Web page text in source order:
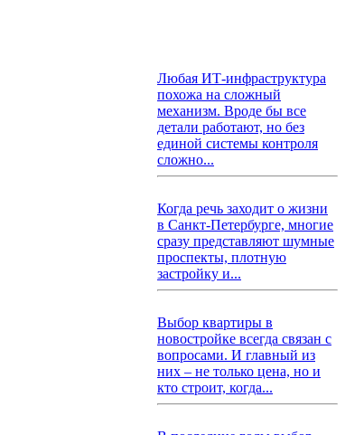
Любая ИТ-инфраструктура
похожа на сложный
механизм. Вроде бы все
детали работают, но без
единой системы контроля
сложно...
Когда речь заходит о жизни
в Санкт-Петербурге, многие
сразу представляют шумные
проспекты, плотную
застройку и...
Выбор квартиры в
новостройке всегда связан с
вопросами. И главный из
них – не только цена, но и
кто строит, когда...